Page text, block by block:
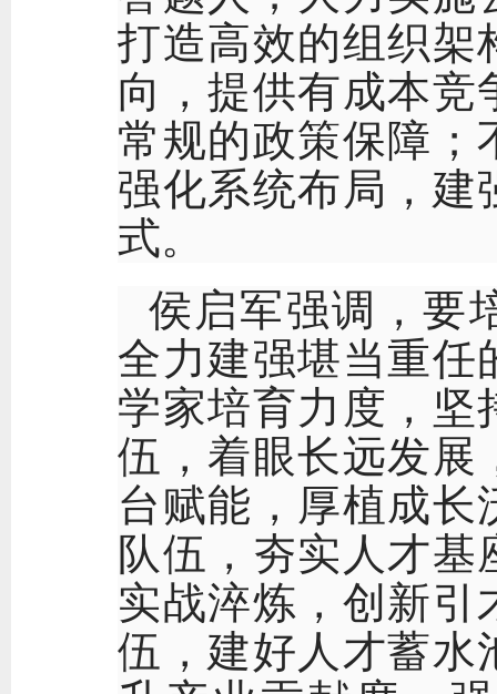
打造高效的组织架
向，提供有成本竞
常规的政策保障；
强化系统布局，建
式。
侯启军强调，要
全力建强堪当重任
学家培育力度，坚
伍，着眼长远发展
台赋能，厚植成长
队伍，夯实人才基
实战淬炼，创新引
伍，建好人才蓄水